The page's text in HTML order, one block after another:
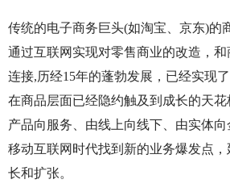
传统的电子商务巨头(如淘宝、京东)的
通过互联网实现对零售商业的改造，和
连接,历经15年的蓬勃发展，已经实现
在商品层面已经隐约触及到成长的天
产品向服务、由线上向线下、由实体
移动互联网时代找到新的业务爆发点
长和扩张。